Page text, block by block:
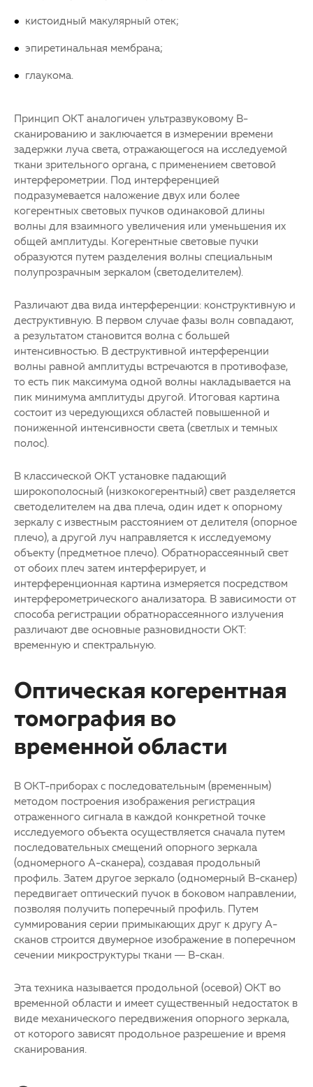
кистоидный макулярный отек;
эпиретинальная мембрана;
глаукома.
Принцип ОКТ аналогичен ультразвуковому В-
сканированию и заключается в измерении времени
задержки луча света, отражающегося на исследуемой
ткани зрительного органа, с применением световой
интерферометрии. Под интерференцией
подразумевается наложение двух или более
когерентных световых пучков одинаковой длины
волны для взаимного увеличения или уменьшения их
общей амплитуды. Когерентные световые пучки
образуются путем разделения волны специальным
полупрозрачным зеркалом (светоделителем).
Различают два вида интерференции: конструктивную и
деструктивную. В первом случае фазы волн совпадают,
а результатом становится волна с большей
интенсивностью. В деструктивной интерференции
волны равной амплитуды встречаются в противофазе,
то есть пик максимума одной волны накладывается на
пик минимума амплитуды другой. Итоговая картина
состоит из чередующихся областей повышенной и
пониженной интенсивности света (светлых и темных
полос).
В классической ОКТ установке падающий
широкополосный (низкокогерентный) свет разделяется
светоделителем на два плеча, один идет к опорному
зеркалу с известным расстоянием от делителя (опорное
плечо), а другой луч направляется к исследуемому
объекту (предметное плечо). Обратнорассеянный свет
от обоих плеч затем интерферирует, и
интерференционная картина измеряется посредством
интерферометрического анализатора. В зависимости от
способа регистрации обратнорассеянного излучения
различают две основные разновидности ОКТ:
временную и спектральную.
Оптическая когерентная
томография во
временной области
В ОКТ-приборах с последовательным (временным)
методом построения изображения регистрация
отраженного сигнала в каждой конкретной точке
исследуемого объекта осуществляется сначала путем
последовательных смещений опорного зеркала
(одномерного А-сканера), создавая продольный
профиль. Затем другое зеркало (одномерный В-сканер)
передвигает оптический пучок в боковом направлении,
позволяя получить поперечный профиль. Путем
суммирования серии примыкающих друг к другу А-
сканов строится двумерное изображение в поперечном
сечении микроструктуры ткани — В-скан.
Эта техника называется продольной (осевой) ОКТ во
временной области и имеет существенный недостаток в
виде механического передвижения опорного зеркала,
от которого зависят продольное разрешение и время
сканирования.